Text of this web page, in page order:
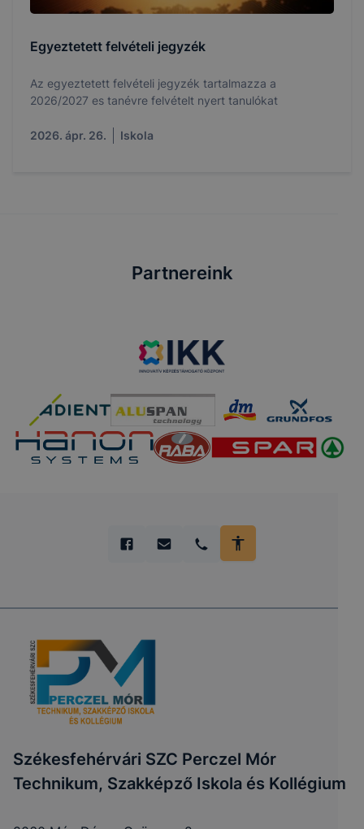
Egyeztetett felvételi jegyzék
Az egyeztetett felvételi jegyzék tartalmazza a
2026/2027 es tanévre felvételt nyert tanulókat
2026. ápr. 26. Iskola
Partnereink
Székesfehérvári SZC Perczel Mór
Technikum, Szakképző Iskola és Kollégium